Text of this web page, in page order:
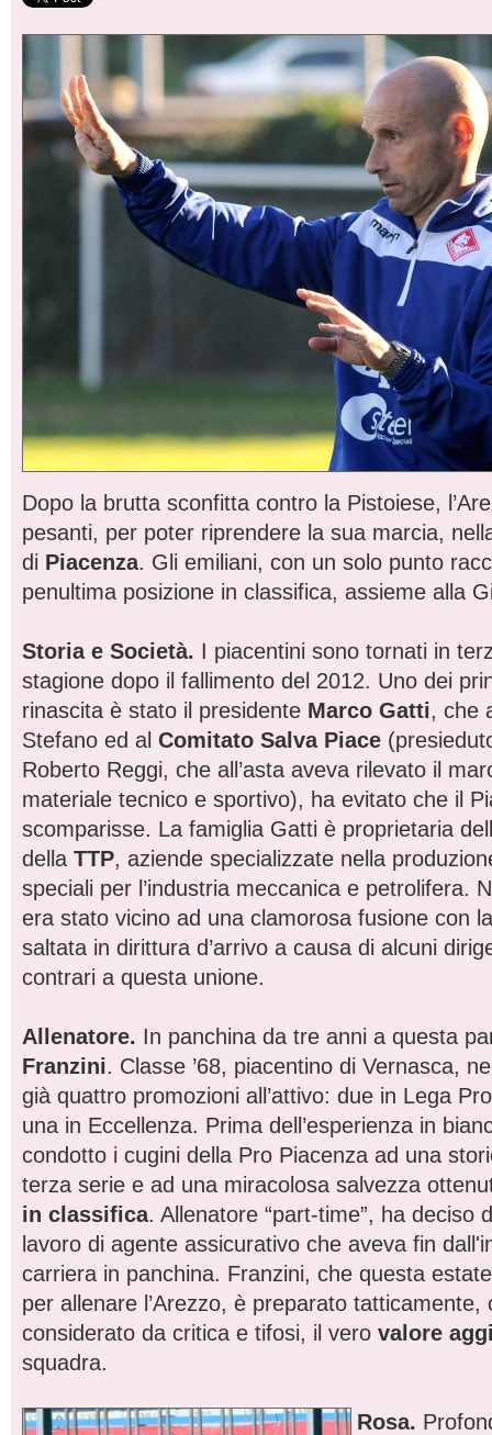
Dopo la brutta sconfitta contro la Pistoiese,
pesanti, per poter riprendere la sua marcia,
di Piacenza. Gli emiliani, con un solo punto
penultima posizione in classifica, assieme alla
Storia e Società. I piacentini sono tornati in
stagione dopo il fallimento del 2012. Uno dei
rinascita è stato il presidente Marco Gatti, che
Stefano ed al Comitato Salva Piace
Roberto Reggi, che all’asta aveva rilevato il
materiale tecnico e sportivo), ha evitato che il
scomparisse. La famiglia Gatti è proprietaria
della TTP, aziende specializzate nella
speciali per l’industria meccanica e petrolifera.
era stato vicino ad una clamorosa fusione con
saltata in dirittura d’arrivo a causa di alcuni
contrari a questa unione.
Allenatore. In panchina da tre anni a questa
Franzini. Classe ’68, piacentino di Vernasca,
già quattro promozioni all’attivo: due in Lega
una in Eccellenza. Prima dell’esperienza in
condotto i cugini della Pro Piacenza ad una
terza serie e ad una miracolosa salvezza
in classifica. Allenatore “part-time”, ha deciso
lavoro di agente assicurativo che aveva fin
carriera in panchina. Franzini, che questa
per allenare l’Arezzo, è preparato tatticamente,
considerato da critica e tifosi, il vero valore
squadra.
Rosa.